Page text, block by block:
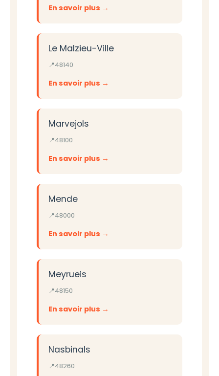
En savoir plus
Le Malzieu-Ville
48140
En savoir plus
Marvejols
48100
En savoir plus
Mende
48000
En savoir plus
Meyrueis
48150
En savoir plus
Nasbinals
48260